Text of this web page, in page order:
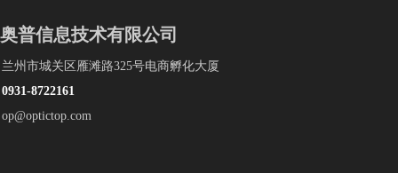
普信息技术有限公司
州市城关区雁滩路325号电商孵化大厦
0931-8722161